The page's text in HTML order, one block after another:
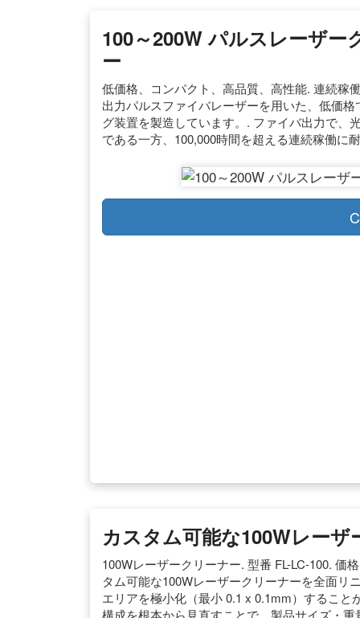
100～200W パルスレーザ
ー
低価格、コンパクト、高品質、高性能. 連続稼
出力パルスファイバレーザーを用いた、低価
グ装置を製造しています。. ファイバ出力で、
である一方、100,000時間を超える連続稼働に
カスタム可能な100Wレー
100Wレーザークリーナー. 型番 FL-LC-100. 価
タム可能な100Wレーザークリーナーを全面リ
エリアを極小化（最小 0.1 x 0.1mm）するこ
構成を根本から見直すことで、製品サイズ・